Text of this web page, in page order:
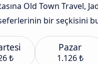
Old Town Travel,
bir seçkisini
₺
Pazar
1.126 ₺